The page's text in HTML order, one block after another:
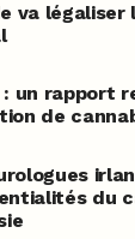
va légaliser
un rapport
de
du